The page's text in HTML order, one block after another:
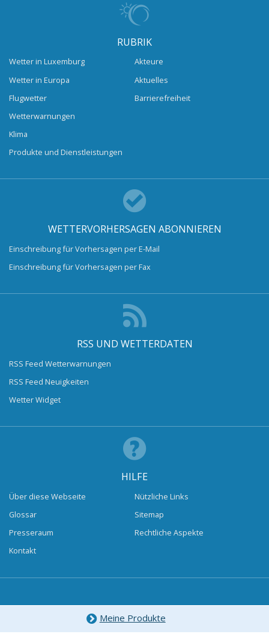
RUBRIK
Wetter in Luxemburg
Wetter in Europa
Flugwetter
Wetterwarnungen
Klima
Produkte und Dienstleistungen
Akteure
Aktuelles
Barrierefreiheit
WETTERVORHERSAGEN ABONNIEREN
Einschreibung für Vorhersagen per E-Mail
Einschreibung für Vorhersagen per Fax
RSS UND WETTERDATEN
RSS Feed Wetterwarnungen
RSS Feed Neuigkeiten
Wetter Widget
HILFE
Über diese Webseite
Glossar
Presseraum
Kontakt
Nützliche Links
Sitemap
Rechtliche Aspekte
Meine Produkte